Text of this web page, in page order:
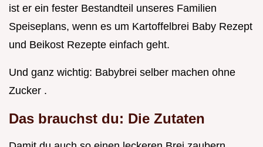
ist er ein fester Bestandteil unseres Familien
Speiseplans, wenn es um Kartoffelbrei Baby Rezept
und Beikost Rezepte einfach geht.
Und ganz wichtig: Babybrei selber machen ohne
Zucker .
Das brauchst du: Die Zutaten